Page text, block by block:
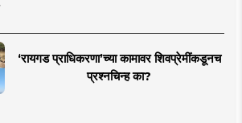
‘रायगड प्राधिकरणा’च्या कामावर शिवप्रेमींकडूनच
प्रश्नचिन्ह का?